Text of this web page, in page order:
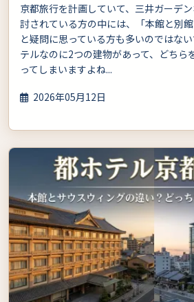
京都旅行を計画していて、三井ガーデ
討されている方の中には、「本館と別館
と疑問に思っている方も多いのではな
テルなのに2つの建物があって、どちら
ってしまいますよね...
2026年05月12日